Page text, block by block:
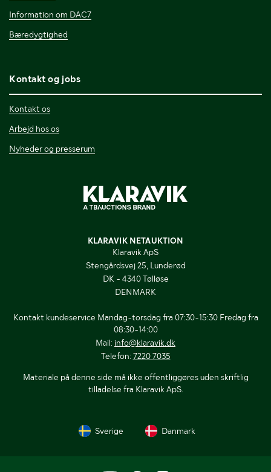
Information om DAC7
Bæredygtighed
Kontakt og jobs
Kontakt os
Arbejd hos os
Nyheder og presserum
KLARAVIK NETAUKTION
Klaravik ApS
Stengårdsvej 25, Lunderød
DK - 4340 Tølløse
DENMARK
Kontakt kundeservice Mandag-torsdag fra 07:30-15:30 Fredag fra
08:30-14:00
Mail: info@klaravik.dk
Telefon: 7220 7035
Materiale på denne side må ikke offentliggøres uden skriftlig
tilladelse fra Klaravik ApS.
Sverige Danmark